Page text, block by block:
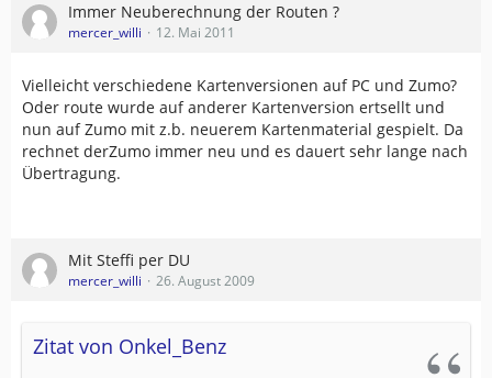
Immer Neuberechnung der Routen ?
mercer_willi 12. Mai 2011
Vielleicht verschiedene Kartenversionen auf PC und Zumo?
Oder route wurde auf anderer Kartenversion ertsellt und
nun auf Zumo mit z.b. neuerem Kartenmaterial gespielt. Da
rechnet derZumo immer neu und es dauert sehr lange nach
Übertragung.
Mit Steffi per DU
mercer_willi 26. August 2009
Zitat von Onkel_Benz